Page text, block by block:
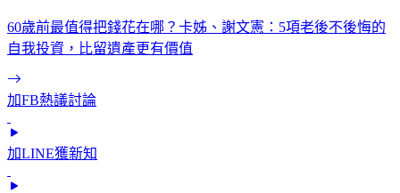
60歲前最值得把錢花在哪？卡姊、謝文憲：5項老後不後悔的
自我投資，比留遺產更有價值
加FB熱議討論
加LINE獲新知